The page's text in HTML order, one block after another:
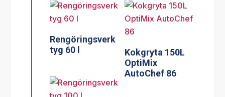
Rengöringsverk
tyg 60 l
Kokgryta 150L
OptiMix
AutoChef 86